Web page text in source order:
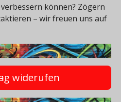
können? Zögern
– wir freuen uns auf
widerufen